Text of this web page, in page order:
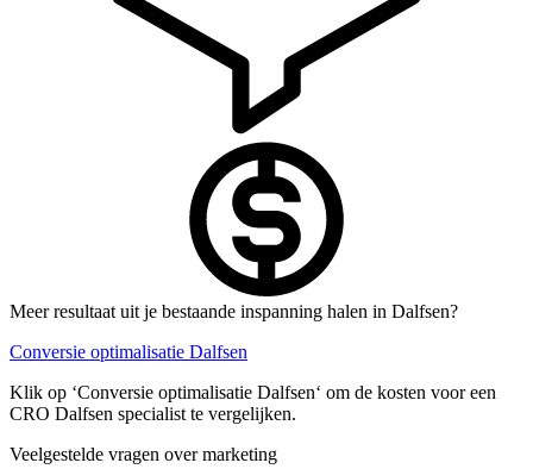
Meer resultaat uit je bestaande inspanning halen in Dalfsen?
Conversie optimalisatie Dalfsen
Klik op ‘Conversie optimalisatie Dalfsen‘ om de kosten voor een
CRO Dalfsen specialist te vergelijken.
Veelgestelde vragen over marketing